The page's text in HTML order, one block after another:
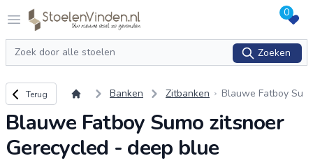
Open menu
Logo stoelenvinden.nl 0
Zoeken
Zoeken
Terug naar overzicht
Terug Banken Zitbanken
Blauwe Fatboy Su
cled - deep blue
Blauwe Fatboy Sumo zitsnoer
Gerecycled - deep blue